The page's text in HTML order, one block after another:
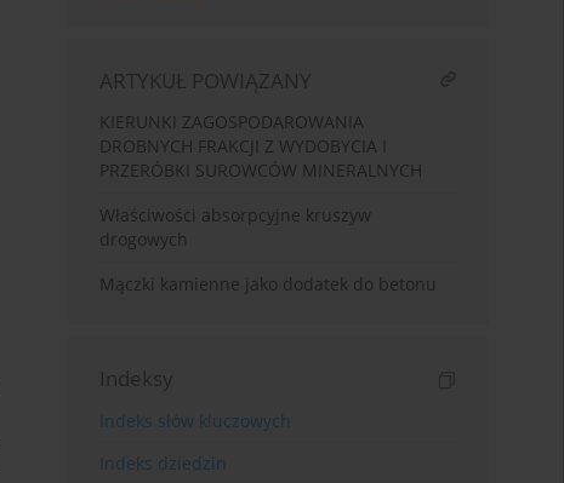
ARTYKUŁ POWIĄZANY
KIERUNKI ZAGOSPODAROWANIA
DROBNYCH FRAKCJI Z WYDOBYCIA I
PRZERÓBKI SUROWCÓW MINERALNYCH
Właściwości absorpcyjne kruszyw
drogowych
Mączki kamienne jako dodatek do betonu
Indeksy
Indeks słów kluczowych
Indeks dziedzin